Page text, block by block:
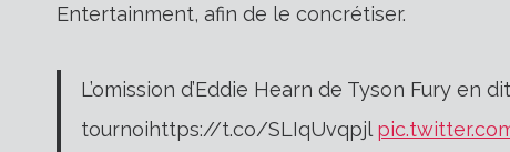
Entertainment, afin de le concrétiser.
L’omission d’Eddie Hearn de Tyson Fury en
tournoihttps://t.co/SLIqUvqpjl